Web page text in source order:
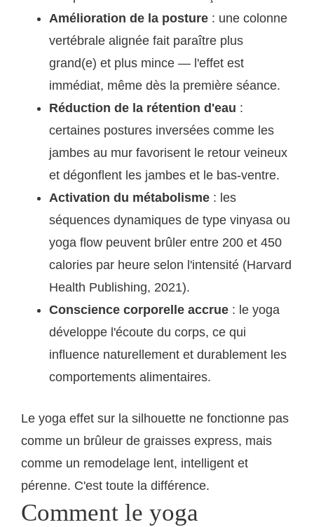
Amélioration de la posture : une colonne
vertébrale alignée fait paraître plus
grand(e) et plus mince — l'effet est
immédiat, même dès la première séance.
Réduction de la rétention d'eau :
certaines postures inversées comme les
jambes au mur favorisent le retour veineux
et dégonflent les jambes et le bas-ventre.
Activation du métabolisme : les
séquences dynamiques de type vinyasa ou
yoga flow peuvent brûler entre 200 et 450
calories par heure selon l'intensité (Harvard
Health Publishing, 2021).
Conscience corporelle accrue : le yoga
développe l'écoute du corps, ce qui
influence naturellement et durablement les
comportements alimentaires.
Le yoga effet sur la silhouette ne fonctionne pas
comme un brûleur de graisses express, mais
comme un remodelage lent, intelligent et
pérenne. C'est toute la différence.
Comment le yoga